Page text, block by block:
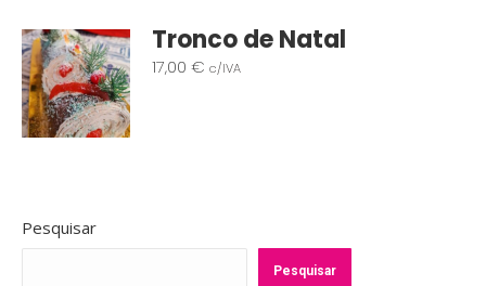
Tronco de Natal
17,00 € c/IVA
Pesquisar
Pesquisar